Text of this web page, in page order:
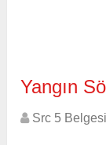
Yangın
Src 5 Belgesi